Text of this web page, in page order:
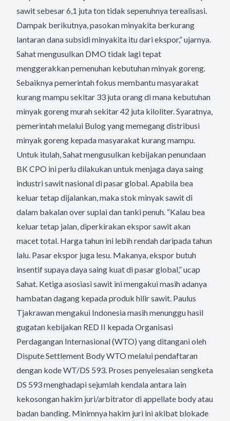
sawit sebesar 6,1 juta ton tidak sepenuhnya terealisasi.
Dampak berikutnya, pasokan minyakita berkurang
lantaran dana subsidi minyakita itu dari ekspor,” ujarnya.
Sahat mengusulkan DMO tidak lagi tepat
menggerakkan pemenuhan kebutuhan minyak goreng.
Sebaiknya pemerintah fokus membantu masyarakat
kurang mampu sekitar 33 juta orang di mana kebutuhan
minyak goreng murah sekitar 42 juta kiloliter. Syaratnya,
pemerintah melalui Bulog yang memegang distribusi
minyak goreng kepada masyarakat kurang mampu.
Untuk itulah, Sahat mengusulkan kebijakan penundaan
BK CPO ini perlu dilakukan untuk menjaga daya saing
industri sawit nasional di pasar global. Apabila bea
keluar tetap dijalankan, maka stok minyak sawit di
dalam bakalan over suplai dan tanki penuh. “Kalau bea
keluar tetap jalan, diperkirakan ekspor sawit akan
macet total. Harga tahun ini lebih rendah daripada tahun
lalu. Pasar ekspor juga lesu. Makanya, ekspor butuh
insentif supaya daya saing kuat di pasar global,” ucap
Sahat. Ketiga asosiasi sawit ini mengakui masih adanya
hambatan dagang kepada produk hilir sawit. Paulus
Tjakrawan mengakui Indonesia masih menunggu hasil
gugatan kebijakan RED II kepada Organisasi
Perdagangan Internasional (WTO) yang ditangani oleh
Dispute Settlement Body WTO melalui pendaftaran
dengan kode WT/DS 593. Proses penyelesaian sengketa
DS 593 menghadapi sejumlah kendala antara lain
kekosongan hakim juri/arbitrator di appellate body atau
badan banding. Minimnya hakim juri ini akibat blokade